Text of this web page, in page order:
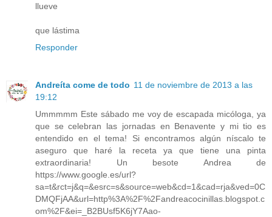
llueve
que lástima
Responder
Andreíta come de todo 11 de noviembre de 2013 a las
19:12
Ummmmm Este sábado me voy de escapada micóloga, ya
que se celebran las jornadas en Benavente y mi tio es
entendido en el tema! Si encontramos algún níscalo te
aseguro que haré la receta ya que tiene una pinta
extraordinaria! Un besote Andrea de
https://www.google.es/url?
sa=t&rct=j&q=&esrc=s&source=web&cd=1&cad=rja&ved=0C
DMQFjAA&url=http%3A%2F%2Fandreacocinillas.blogspot.c
om%2F&ei=_B2BUsf5K6jY7Aao-